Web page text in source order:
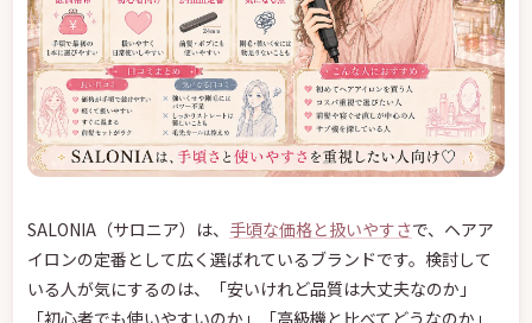
SALONIA（サロニア）は、 手頃な価格と扱いやすさで、ヘアア
イロンの定番として広く選ばれているブランドです。検討して
いる人が気にするのは、「安いけれど品質は大丈夫なのか」